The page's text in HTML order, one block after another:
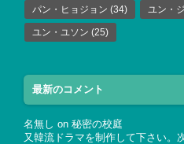
パン・ヒョジョン (34) ユン・
ユン・ユソン (25)
最新のコメント
名無し on 秘密の校庭
又韓流ドラマを制作して下さい。